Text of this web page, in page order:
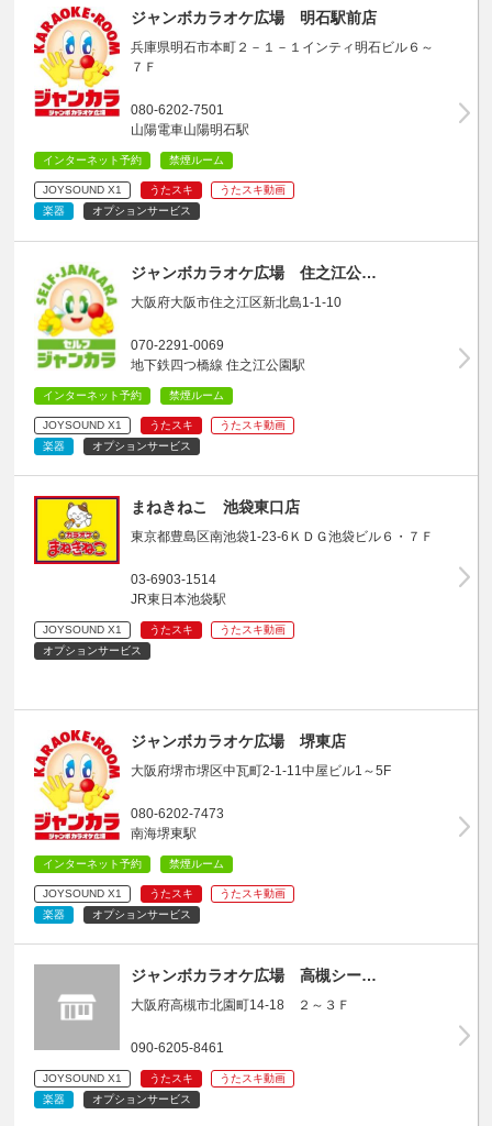
ジャンボカラオケ広場 明石駅前店
兵庫県明石市本町２－１－１インティ明石ビル６～
７Ｆ
080-6202-7501
山陽電車山陽明石駅
インターネット予約 禁煙ルーム
JOYSOUND X1 うたスキ
うたスキ動画
楽器
オプションサービス
ジャンボカラオケ広場 住之江公…
大阪府大阪市住之江区新北島1-1-10
070-2291-0069
地下鉄四つ橋線 住之江公園駅
インターネット予約 禁煙ルーム
JOYSOUND X1 うたスキ
うたスキ動画
楽器
オプションサービス
まねきねこ 池袋東口店
東京都豊島区南池袋1-23-6ＫＤＧ池袋ビル６・７Ｆ
03-6903-1514
JR東日本池袋駅
JOYSOUND X1 うたスキ
うたスキ動画
オプションサービス
ジャンボカラオケ広場 堺東店
大阪府堺市堺区中瓦町2-1-11中屋ビル1～5F
080-6202-7473
南海堺東駅
インターネット予約 禁煙ルーム
JOYSOUND X1 うたスキ
うたスキ動画
楽器
オプションサービス
ジャンボカラオケ広場 高槻シー…
大阪府高槻市北園町14-18 ２～３Ｆ
090-6205-8461
JOYSOUND X1 うたスキ
うたスキ動画
楽器
オプションサービス